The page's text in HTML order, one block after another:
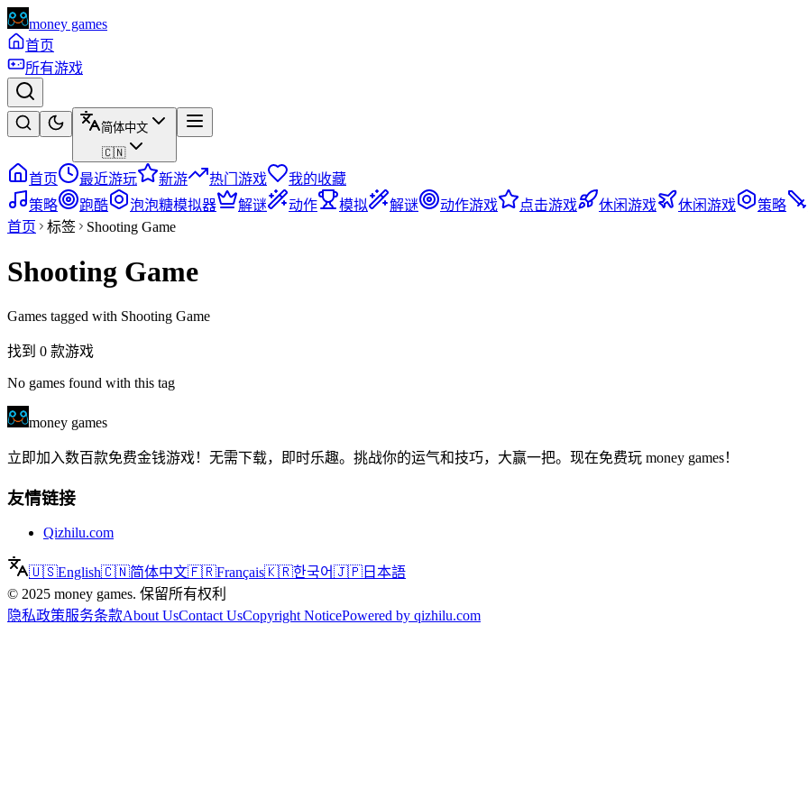
money games
首页
所有游戏
简体中文
🇨🇳
首页 最近游玩 新游 热门游戏
我的收藏
策略
跑酷 泡泡糖模拟器 解谜 动作 模拟 解谜 动作游戏 点击游戏 休闲游戏 休闲游戏 策略
首页
标签 Shooting Game
Shooting Game
Games tagged with Shooting Game
找到 0 款游戏
No games found with this tag
money games
立即加入数百款免费金钱游戏！无需下载，即时乐趣。挑战你的运气和技巧，大赢一把。现在免费玩 money games！
友情链接
Qizhilu.com
🇺🇸English🇨🇳简体中文🇫🇷Français🇰🇷한국어🇯🇵 日本語
© 2025 money games. 保留所有权利
隐私政策服务条款About UsContact UsCopyright NoticePowered by qizhilu.com